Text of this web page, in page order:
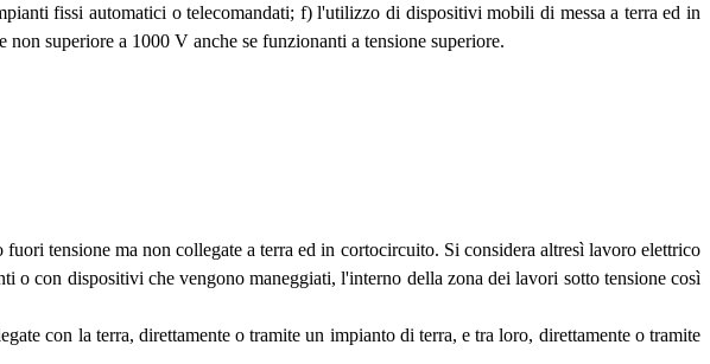
fissi automatici o telecomandati; f) l'utilizzo di dispositivi mobili di messa a terra ed in
superiore a 1000 V anche se funzionanti a tensione superiore.
tensione ma non collegate a terra ed in cortocircuito. Si considera altresì lavoro elettrico
o con dispositivi che vengono maneggiati, l'interno della zona dei lavori sotto tensione così
con la terra, direttamente o tramite un impianto di terra, e tra loro, direttamente o tramite